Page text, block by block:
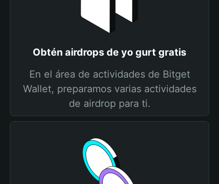
Obtén airdrops de yo gurt gratis
En el área de actividades de Bitget
Wallet, preparamos varias actividades
de airdrop para ti.